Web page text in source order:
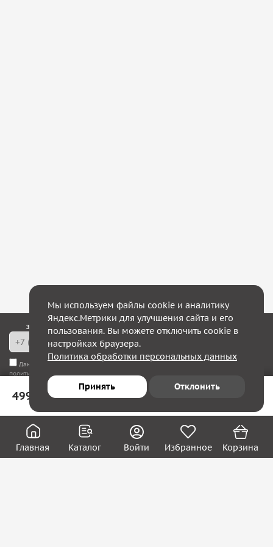
Главная Каталог Избранное
Войти Корзина
499 ₽
Закажите обратный звонок — в течение 10 минут мы с Вами свяжемся!
Даю согласие на обработку моих персональных данных
политикой конфиденциальности
Юридическим лицам
Акции
Вакансии
Контакты
Мы используем файлы cookie и аналитику
Яндекс.Метрики для улучшения сайта и его
пользования. Вы можете отключить cookie в
настройках браузера.
Политика обработки персональных данных
Принять Отклонить